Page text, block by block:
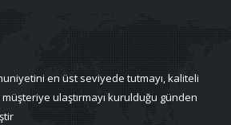
en üst seviyede tutmayı, kaliteli
ulaştırmayı kurulduğu günden